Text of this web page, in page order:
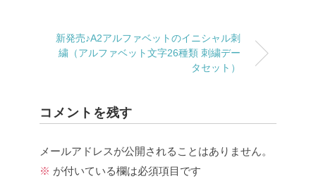
新発売♪A2アルファベットのイニシャル刺
繍（アルファベット文字26種類 刺繍デー
タセット）
コメントを残す
メールアドレスが公開されることはありません。
※ が付いている欄は必須項目です